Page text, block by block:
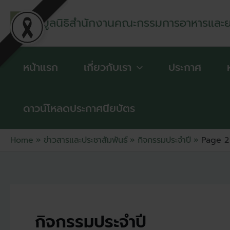
content
มูลนิธิสำนักงานคณะกรรมการอาหารและ
หน้าแรก เกี่ยวกับเรา ประกาศ
ดาวน์โหลดประกาศนียบัตร
Home ข่าวสารและประชาสัมพันธ์ กิจกรรมประจำปี Page 2
กิจกรรมประจำปี